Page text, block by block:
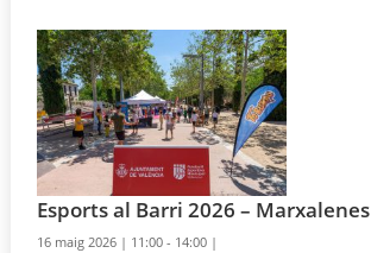
Esports al Barri 2026 – Marxalenes
16 maig 2026 | 11:00 - 14:00 |